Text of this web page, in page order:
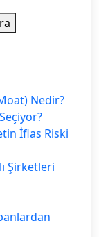
Nedir?
İflas Riski
Şirketleri